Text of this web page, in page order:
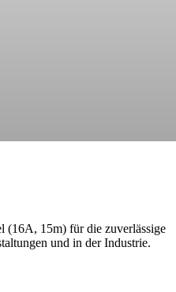
(16A, 15m) für die zuverlässige
und in der Industrie.